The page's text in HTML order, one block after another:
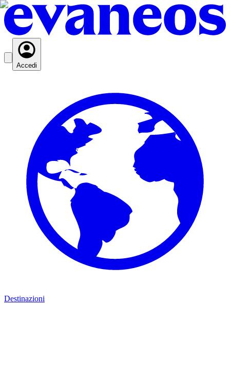
Accedi
Destinazioni